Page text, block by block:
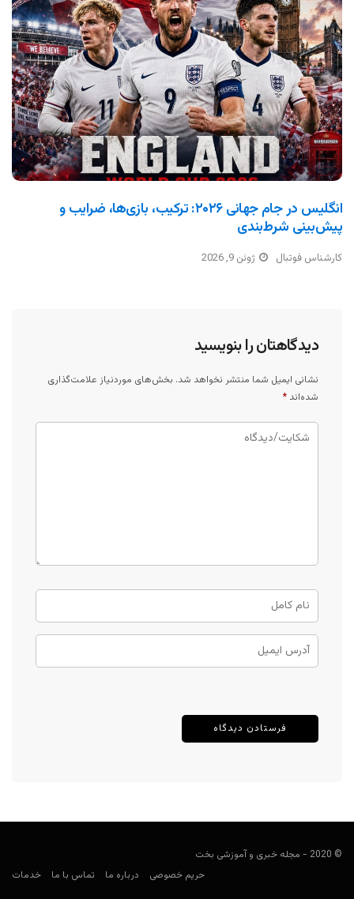
انگلیس در جام جهانی ۲۰۲۶: ترکیب، بازی‌ها، ضرایب و
پیش‌بینی شرط‌بندی
کارشناس فوتبال ژوئن 9, 2026
دیدگاهتان را بنویسید
نشانی ایمیل شما منتشر نخواهد شد. بخش‌های موردنیاز علامت‌گذاری
شده‌اند *
© 2020 - مجله خبری و آموزشی بخت
حریم خصوصی
درباره ما تماس با ما خدمات